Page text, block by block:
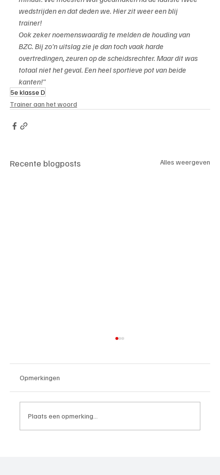
wedstrijden en dat deden we. Hier zit weer een blij
trainer!
Ook zeker noemenswaardig te melden de houding van
BZC. Bij zo'n uitslag zie je dan toch vaak harde
overtredingen, zeuren op de scheidsrechter. Maar dit was
totaal niet het geval. Een heel sportieve pot van beide
kanten!"
5e klasse D
Trainer aan het woord
Recente blogposts Alles weergeven
Opmerkingen
Plaats een opmerking...